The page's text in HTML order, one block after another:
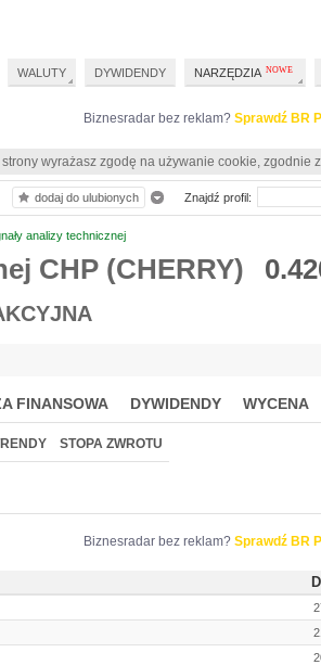
Biznesradar bez reklam? Sprawdź BR
wyrażasz zgodę na używanie cookie,
analizy technicznej
CHP (CHERRY)
FINANSOWA DYWIDENDY WYCENA
STOPA ZWROTU
Biznesradar bez reklam? Sprawdź BR
dodaj do ulubionych Znajdź profil:
WALUTY DYWIDENDY NARZĘDZIA